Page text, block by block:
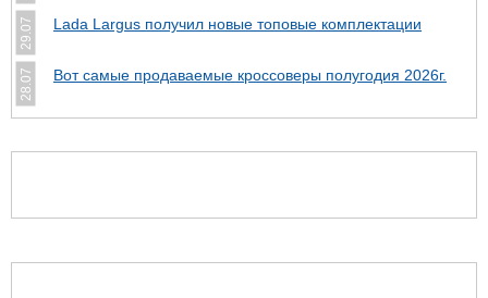
29.07 Lada Largus получил новые топовые комплектации
28.07 Вот самые продаваемые кроссоверы полугодия 2026г.